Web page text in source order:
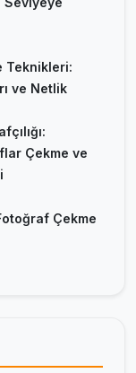
Teknikleri:
ve Netlik
Çekme ve
Çekme